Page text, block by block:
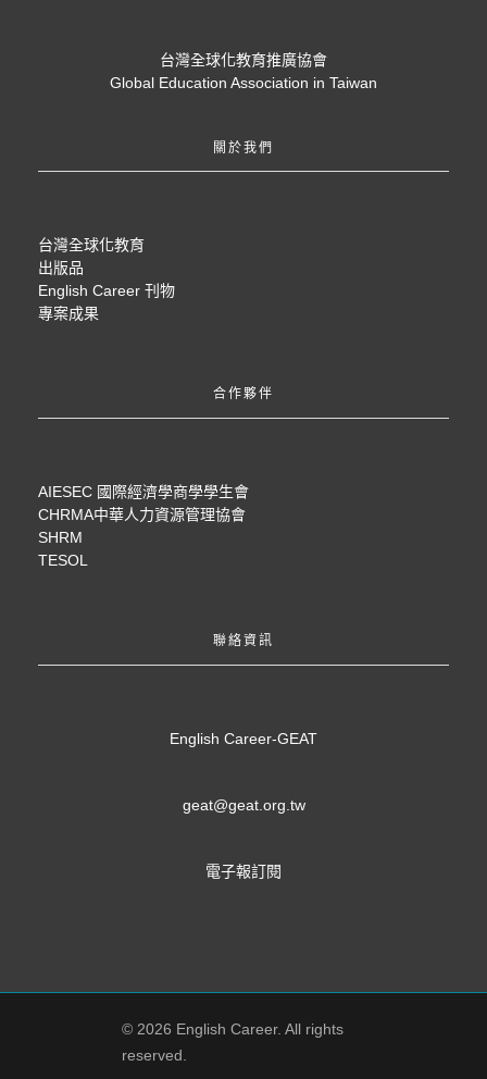
台灣全球化教育推廣協會
Global Education Association in Taiwan
關於我們
台灣全球化教育
出版品
English Career 刊物
專案成果
合作夥伴
AIESEC 國際經濟學商學學生會
CHRMA中華人力資源管理協會
SHRM
TESOL
聯絡資訊
English Career-GEAT
geat@geat.org.tw
電子報訂閱
© 2026 English Career. All rights
reserved.